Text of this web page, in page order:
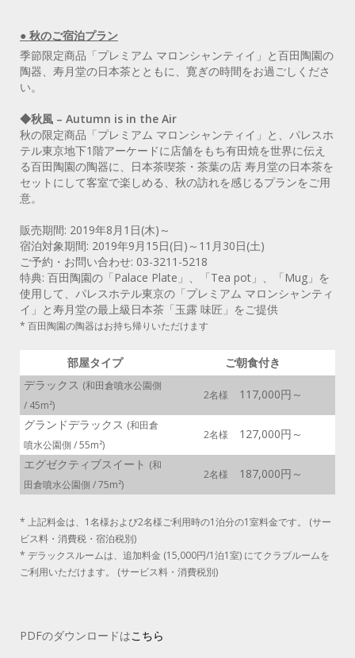
● 秋のご宿泊プラン
季節限定商品「プレミアム マロンシャンティイ」と百田陶園の
陶器、寿月堂の日本茶とともに、寛ぎの時間をお過ごしくださ
い。
◆秋風 – Autumn is in the Air
秋の限定商品「プレミアム マロンシャンティイ」と、パレスホ
テル東京地下1階アーケードに店舗をもち有田焼を世界に伝え
る百田陶園の陶器に、日本茶喫茶・茶葉の店 寿月堂の日本茶を
セットにして客室で楽しめる、秋の訪れを感じるプランをご用
意。
販売期間: 2019年8月1日(木)～
宿泊対象期間: 2019年9月15日(日)～11月30日(土)
ご予約・お問い合わせ: 03-3211-5218
特典: 百田陶園の「Palace Plate」、「Tea pot」、「Mug」を
使用して、パレスホテル東京の「プレミアム マロンシャンティ
イ」と寿月堂の最上級日本茶「玉露 味匠」をご提供
* 百田陶園の陶器はお持ち帰りいただけます
部屋タイプ
ご朝食付き
デラックス (和田倉噴水公園側
/ 45m²)
2名様 117,000円～
グランドデラックス (和田倉
噴水公園側 / 55m²)
2名様 127,000円～
エグゼクティブスイート (和
田倉噴水公園側 / 75m²)
2名様 187,000円～
* 上記料金は、1名様および2名様ご利用時の1泊分の1室料金です。 (サー
ビス料・消費税・宿泊税別)
* デラックスルームは、追加料金 (15,000円/1泊1室) にてクラブルームを
ご利用いただけます。 (サービス料・消費税別)
PDFのダウンロードはこちら